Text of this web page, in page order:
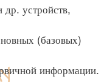
устройств,
(базовых)
информации.